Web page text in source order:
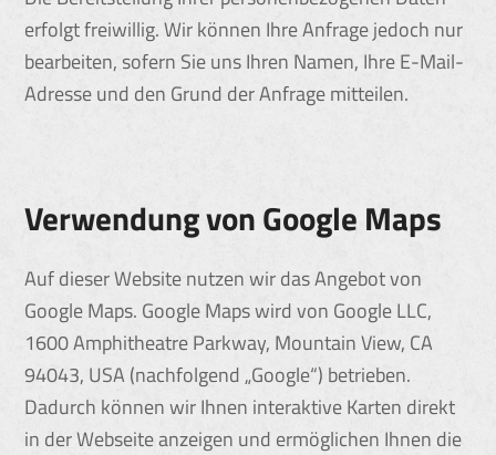
erfolgt freiwillig. Wir können Ihre Anfrage jedoch nur
bearbeiten, sofern Sie uns Ihren Namen, Ihre E-Mail-
Adresse und den Grund der Anfrage mitteilen.
Verwendung von Google Maps
Auf dieser Website nutzen wir das Angebot von
Google Maps. Google Maps wird von Google LLC,
1600 Amphitheatre Parkway, Mountain View, CA
94043, USA (nachfolgend „Google“) betrieben.
Dadurch können wir Ihnen interaktive Karten direkt
in der Webseite anzeigen und ermöglichen Ihnen die